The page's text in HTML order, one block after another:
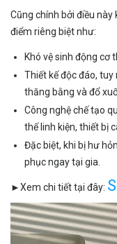
Cũng chính bởi điều
điểm riêng biệt như:
Khó vệ sinh động cơ
Thiết kế độc đáo,
thăng bằng và đổ
Công nghệ chế tạo
thế linh kiện, thiết bị
Đặc biệt, khi bị hư
phục ngay tại gia.
►Xem chi tiết tại đây: